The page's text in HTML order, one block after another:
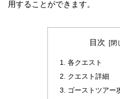
用することができます。
目次
各クエスト
クエスト詳細
ゴーストツアー